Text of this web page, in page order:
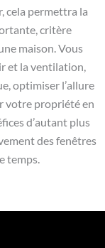
cela permettra la
critère
maison. Vous
et la ventilation,
optimiser l’allure
votre propriété en
d’autant plus
des fenêtres
temps.